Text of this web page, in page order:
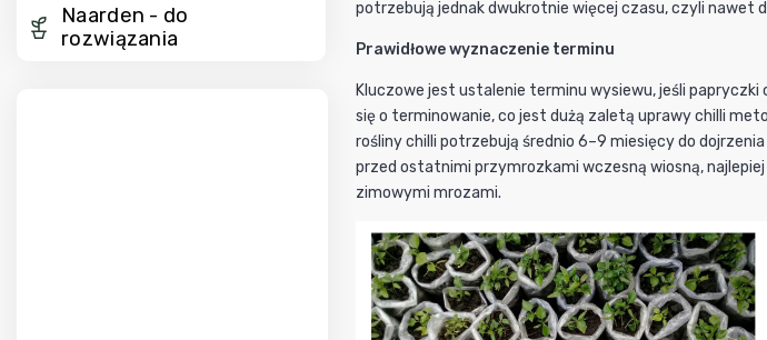
Naarden - do
rozwiązania
potrzebują jednak dwukrotnie więcej czasu, czyli nawet
Prawidłowe wyznaczenie terminu
Kluczowe jest ustalenie terminu wysiewu, jeśli
się o terminowanie, co jest dużą zaletą uprawy chilli
rośliny chilli potrzebują średnio 6–9 miesięcy do
przed ostatnimi przymrozkami wczesną wiosną,
zimowymi mrozami.